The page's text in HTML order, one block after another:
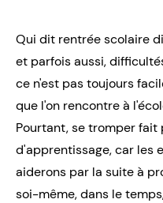
Qui dit rentrée scolaire
et parfois aussi,
ce n'est pas toujours
que l'on rencontre à
Pourtant, se tromper
d'apprentissage, car les
aiderons par la suite à
soi-même, dans le